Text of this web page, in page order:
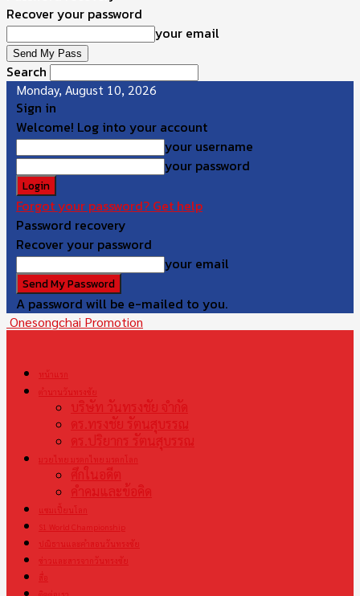
Recover your password
your email
Search
Monday, August 10, 2026
Sign in
Welcome! Log into your account
your username
your password
Forgot your password? Get help
Password recovery
Recover your password
your email
A password will be e-mailed to you.
Onesongchai Promotion
หน้าแรก
ตำนานวันทรงชัย
บริษัท วันทรงชัย จำกัด
ดร.ทรงชัย รัตนสุบรรณ
ดร.ปริยากร รัตนสุบรรณ
มวยไทย มรดกไทย มรดกโลก
ศึกในอดีต
คำคมและข้อคิด
แชมเปี้ยนโลก
S1 World Championship
ปณิธานและคำสอนวันทรงชัย
ข่าวและสารจากวันทรงชัย
สื่อ